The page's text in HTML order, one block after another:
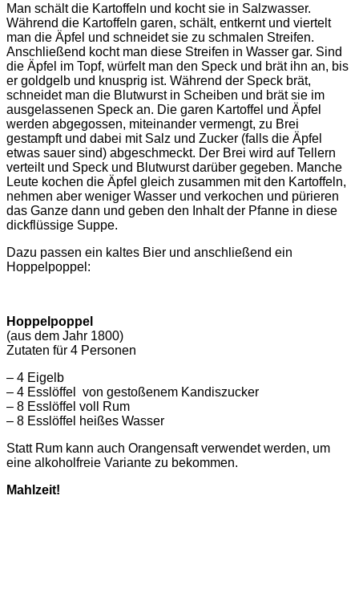
Man schält die Kartoffeln und kocht sie in Salzwasser.
Während die Kartoffeln garen, schält, entkernt und viertelt
man die Äpfel und schneidet sie zu schmalen Streifen.
Anschließend kocht man diese Streifen in Wasser gar. Sind
die Äpfel im Topf, würfelt man den Speck und brät ihn an, bis
er goldgelb und knusprig ist. Während der Speck brät,
schneidet man die Blutwurst in Scheiben und brät sie im
ausgelassenen Speck an. Die garen Kartoffel und Äpfel
werden abgegossen, miteinander vermengt, zu Brei
gestampft und dabei mit Salz und Zucker (falls die Äpfel
etwas sauer sind) abgeschmeckt. Der Brei wird auf Tellern
verteilt und Speck und Blutwurst darüber gegeben. Manche
Leute kochen die Äpfel gleich zusammen mit den Kartoffeln,
nehmen aber weniger Wasser und verkochen und pürieren
das Ganze dann und geben den Inhalt der Pfanne in diese
dickflüssige Suppe.
Dazu passen ein kaltes Bier und anschließend ein
Hoppelpoppel:
Hoppelpoppel
(aus dem Jahr 1800)
Zutaten für 4 Personen
– 4 Eigelb
– 4 Esslöffel von gestoßenem Kandiszucker
– 8 Esslöffel voll Rum
– 8 Esslöffel heißes Wasser
Statt Rum kann auch Orangensaft verwendet werden, um
eine alkoholfreie Variante zu bekommen.
Mahlzeit!